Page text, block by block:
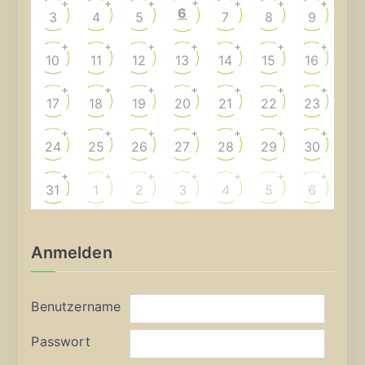
3
+
4
+
5
+
6 7
+
8
+
9
+
10
+
11
+
12
+
13
+
14
+
15
+
16
+
17
+
18
+
19
+
20
+
21
+
22
+
23
+
24
+
25
+
26
+
27
+
28
+
29
+
30
+
31
+
1
+
2
+
3
+
4
+
5
+
6
+
Anmelden
Benutzername
Passwort